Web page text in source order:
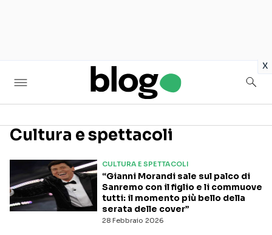
x
Cultura e spettacoli
CULTURA E SPETTACOLI
28 Febbraio 2026
“Gianni Morandi sale sul palco di
Sanremo con il figlio e li commuove
tutti: il momento più bello della
serata delle cover”